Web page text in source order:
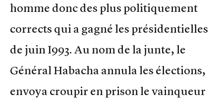
homme donc des plus politiquement
corrects qui a gagné les présidentielles
de juin I993. Au nom de la junte, le
Général Habacha annula les élections,
envoya croupir en prison le vainqueur